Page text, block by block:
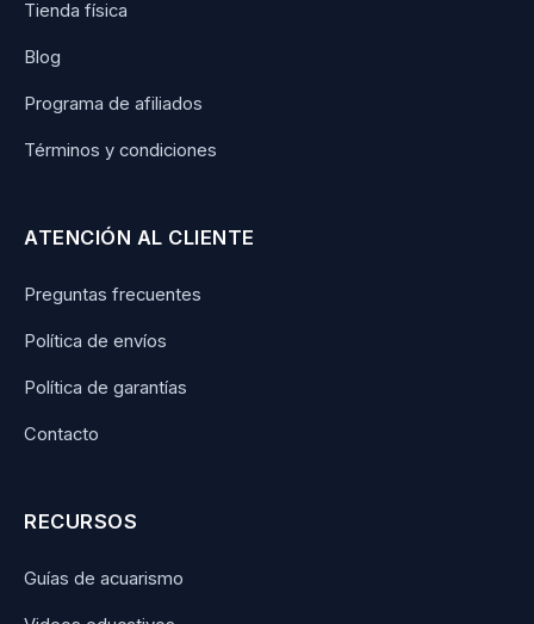
Tienda física
Blog
Programa de afiliados
Términos y condiciones
ATENCIÓN AL CLIENTE
Preguntas frecuentes
Política de envíos
Política de garantías
Contacto
RECURSOS
Guías de acuarismo